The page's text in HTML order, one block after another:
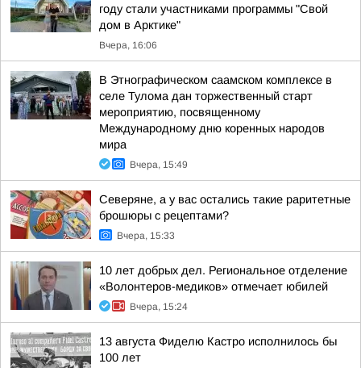
году стали участниками программы "Свой
дом в Арктике"
Вчера, 16:06
В Этнографическом саамском комплексе в
селе Тулома дан торжественный старт
мероприятию, посвященному
Международному дню коренных народов
мира
Вчера, 15:49
Северяне, а у вас остались такие раритетные
брошюры с рецептами?
Вчера, 15:33
10 лет добрых дел. Региональное отделение
«Волонтеров-медиков» отмечает юбилей
Вчера, 15:24
13 августа Фиделю Кастро исполнилось бы
100 лет